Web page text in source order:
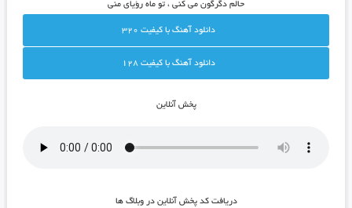
حالم دگرگون می کنی ، تو ماه رؤیای منی
دانلود آهنگ با کيفيت 320
دانلود آهنگ با کيفيت 128
پخش آنلاين
دريافت کد پخش آنلاين در وبلاگ ها